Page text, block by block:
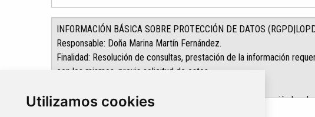
Utilizamos cookies